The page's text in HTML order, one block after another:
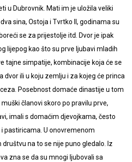
u Dubrovnik. Mati im je uložila veliki
sina, Ostoja i Tvrtko II, godinama su
se za prijestolje itd. Dvor je ipak
lijepog kao što su prve ljubavi mladih
tajne simpatije, kombinacije koja će se
dvor ili u koju zemlju i za kojeg će princa
Posebnost domaće dinastije u tom
članovi skoro po pravilu prve,
imali s domaćim djevojkama, često
pastiricama. U onovremenom
na to se nije puno gledalo. Iz
zna se da su mnogi ljubovali sa